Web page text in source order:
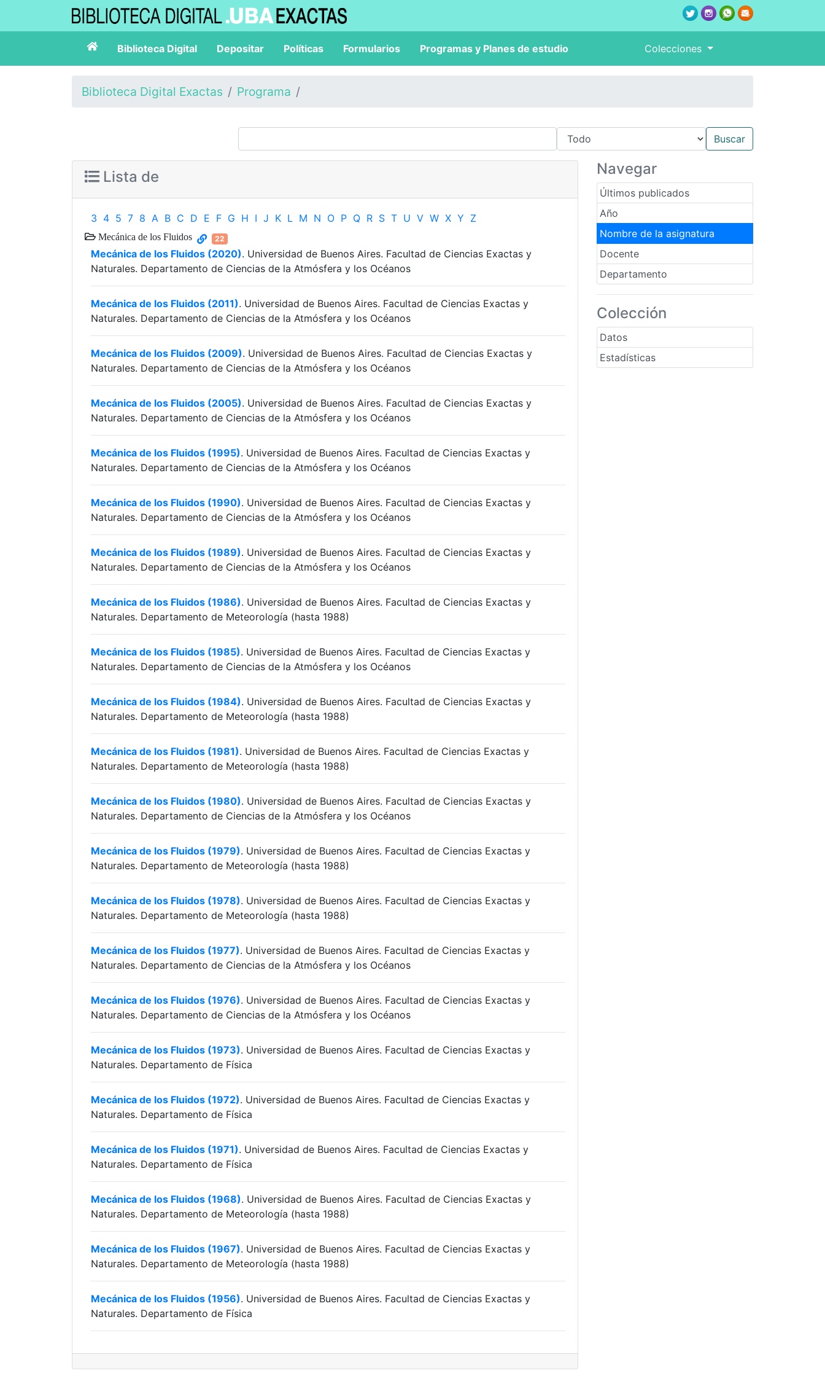
Biblioteca Digital Depositar Políticas Formularios Programas y Planes de estudio Colecciones
Biblioteca Digital Exactas Programa
Navegar
Últimos publicados
Año
Nombre de la asignatura
Docente
Departamento
Colección
Datos
Estadísticas
Lista de
3 4 5 7 8 A B C D E F G H I J K L M N O P Q R S T U V W X Y Z
Mecánica de los Fluidos 22
Mecánica de los Fluidos (2020). Universidad de Buenos Aires. Facultad de Ciencias Exactas y
Naturales. Departamento de Ciencias de la Atmósfera y los Océanos
Mecánica de los Fluidos (2011). Universidad de Buenos Aires. Facultad de Ciencias Exactas y
Naturales. Departamento de Ciencias de la Atmósfera y los Océanos
Mecánica de los Fluidos (2009). Universidad de Buenos Aires. Facultad de Ciencias Exactas y
Naturales. Departamento de Ciencias de la Atmósfera y los Océanos
Mecánica de los Fluidos (2005). Universidad de Buenos Aires. Facultad de Ciencias Exactas y
Naturales. Departamento de Ciencias de la Atmósfera y los Océanos
Mecánica de los Fluidos (1995). Universidad de Buenos Aires. Facultad de Ciencias Exactas y
Naturales. Departamento de Ciencias de la Atmósfera y los Océanos
Mecánica de los Fluidos (1990). Universidad de Buenos Aires. Facultad de Ciencias Exactas y
Naturales. Departamento de Ciencias de la Atmósfera y los Océanos
Mecánica de los Fluidos (1989). Universidad de Buenos Aires. Facultad de Ciencias Exactas y
Naturales. Departamento de Ciencias de la Atmósfera y los Océanos
Mecánica de los Fluidos (1986). Universidad de Buenos Aires. Facultad de Ciencias Exactas y
Naturales. Departamento de Meteorología (hasta 1988)
Mecánica de los Fluidos (1985). Universidad de Buenos Aires. Facultad de Ciencias Exactas y
Naturales. Departamento de Ciencias de la Atmósfera y los Océanos
Mecánica de los Fluidos (1984). Universidad de Buenos Aires. Facultad de Ciencias Exactas y
Naturales. Departamento de Meteorología (hasta 1988)
Mecánica de los Fluidos (1981). Universidad de Buenos Aires. Facultad de Ciencias Exactas y
Naturales. Departamento de Meteorología (hasta 1988)
Mecánica de los Fluidos (1980). Universidad de Buenos Aires. Facultad de Ciencias Exactas y
Naturales. Departamento de Ciencias de la Atmósfera y los Océanos
Mecánica de los Fluidos (1979). Universidad de Buenos Aires. Facultad de Ciencias Exactas y
Naturales. Departamento de Meteorología (hasta 1988)
Mecánica de los Fluidos (1978). Universidad de Buenos Aires. Facultad de Ciencias Exactas y
Naturales. Departamento de Meteorología (hasta 1988)
Mecánica de los Fluidos (1977). Universidad de Buenos Aires. Facultad de Ciencias Exactas y
Naturales. Departamento de Ciencias de la Atmósfera y los Océanos
Mecánica de los Fluidos (1976). Universidad de Buenos Aires. Facultad de Ciencias Exactas y
Naturales. Departamento de Ciencias de la Atmósfera y los Océanos
Mecánica de los Fluidos (1973). Universidad de Buenos Aires. Facultad de Ciencias Exactas y
Naturales. Departamento de Física
Mecánica de los Fluidos (1972). Universidad de Buenos Aires. Facultad de Ciencias Exactas y
Naturales. Departamento de Física
Mecánica de los Fluidos (1971). Universidad de Buenos Aires. Facultad de Ciencias Exactas y
Naturales. Departamento de Física
Mecánica de los Fluidos (1968). Universidad de Buenos Aires. Facultad de Ciencias Exactas y
Naturales. Departamento de Meteorología (hasta 1988)
Mecánica de los Fluidos (1967). Universidad de Buenos Aires. Facultad de Ciencias Exactas y
Naturales. Departamento de Meteorología (hasta 1988)
Mecánica de los Fluidos (1956). Universidad de Buenos Aires. Facultad de Ciencias Exactas y
Naturales. Departamento de Física